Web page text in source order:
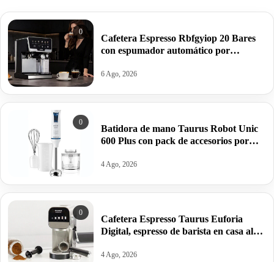
0
Cafetera Espresso Rbfgyiop 20 Bares
con espumador automático por
6 Ago, 2026
0
Batidora de mano Taurus Robot Unic
600 Plus con pack de accesorios por
4 Ago, 2026
0
Cafetera Espresso Taurus Euforia
Digital, espresso de barista en casa al
183,99€.
4 Ago, 2026